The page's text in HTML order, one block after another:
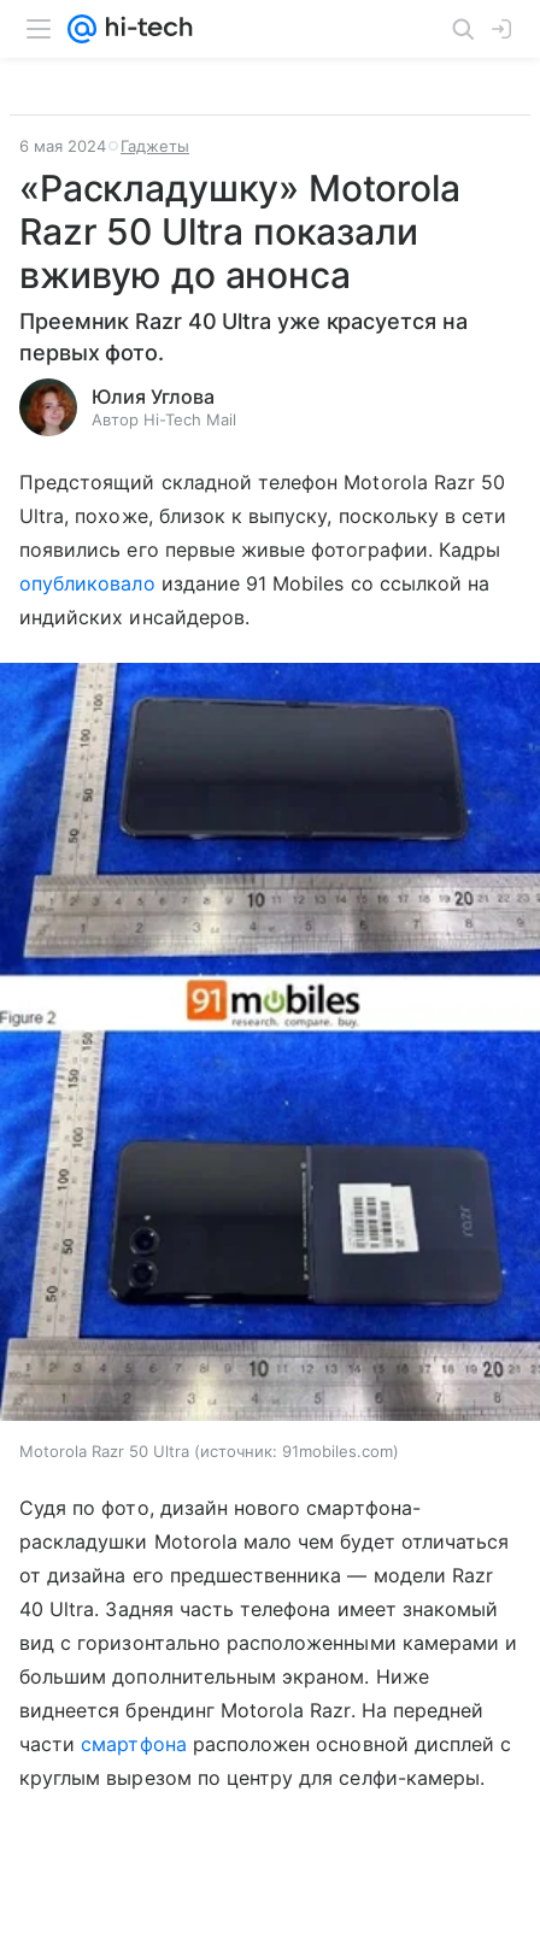
6 мая 2024 Гаджеты
«Раскладушку» Motorola
Razr 50 Ultra показали
вживую до анонса
Преемник Razr 40 Ultra уже красуется на
первых фото.
Юлия Углова
Автор Hi-Tech Mail
Предстоящий складной телефон Motorola Razr 50
Ultra, похоже, близок к выпуску, поскольку в сети
появились его первые живые фотографии. Кадры
опубликовало издание 91 Mobiles со ссылкой на
индийских инсайдеров.
Motorola Razr 50 Ultra источник: 91mobiles.com
Судя по фото, дизайн нового смартфона-
раскладушки Motorola мало чем будет отличаться
от дизайна его предшественника — модели Razr
40 Ultra. Задняя часть телефона имеет знакомый
вид с горизонтально расположенными камерами и
большим дополнительным экраном. Ниже
виднеется брендинг Motorola Razr. На передней
частисмартфона расположен основной дисплей с
круглым вырезом по центру для селфи-камеры.